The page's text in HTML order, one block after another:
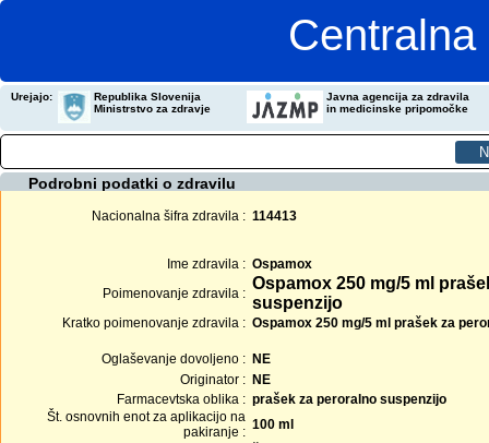
Urejajo:
Republika Slovenija
Ministrstvo za zdravje
Javna agencija za zdravila
in medicinske pripomočke
Podrobni podatki o zdravilu
Nacionalna šifra zdravila : 114413
Ime zdravila : Ospamox
Poimenovanje zdravila :
Ospamox 250 mg/5 ml
suspenzijo
Kratko poimenovanje zdravila : Ospamox 250 mg/5 ml prašek za
Oglaševanje dovoljeno : NE
Originator : NE
Farmacevtska oblika : prašek za peroralno suspenzijo
Št. osnovnih enot za aplikacijo na
pakiranje : 100 ml